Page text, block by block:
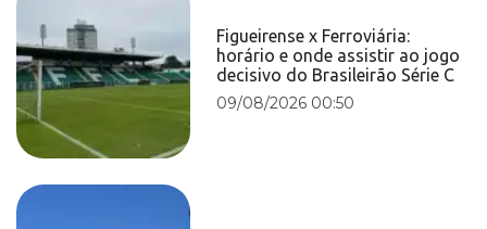
Figueirense x Ferroviária:
horário e onde assistir ao jogo
decisivo do Brasileirão Série C
09/08/2026 00:50